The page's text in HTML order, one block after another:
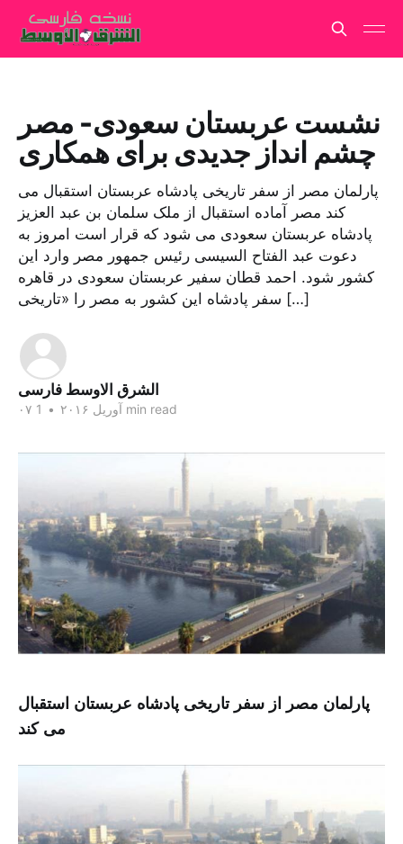
نشست عربستان سعودی- مصر
چشم انداز جدیدی برای همکاری
پارلمان مصر از سفر تاریخی پادشاه عربستان استقبال می
کند مصر آماده استقبال از ملک سلمان بن عبد العزیز
پادشاه عربستان سعودی می شود که قرار است امروز به
دعوت عبد الفتاح السیسی رئیس جمهور مصر وارد این
کشور شود. احمد قطان سفیر عربستان سعودی در قاهره
سفر پادشاه این کشور به مصر را «تاریخی […]
الشرق الاوسط فارسی
۰۷ آوریل ۲۰۱۶ • 1 min read
پارلمان مصر از سفر تاریخی پادشاه عربستان استقبال
می کند